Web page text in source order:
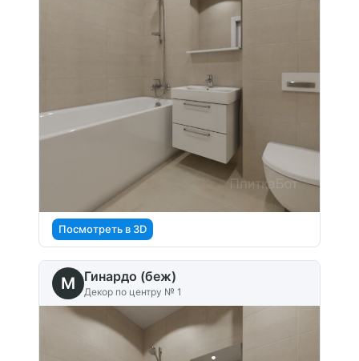
Посмотреть в 3D
M Гинардо (беж)
Декор по центру № 1